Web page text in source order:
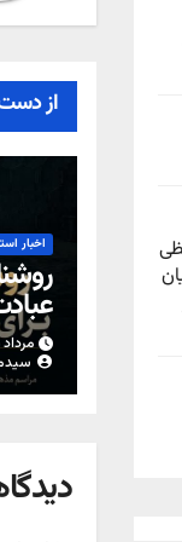
از
اخبار
مرداد ۱۵, ۱۴۰۵